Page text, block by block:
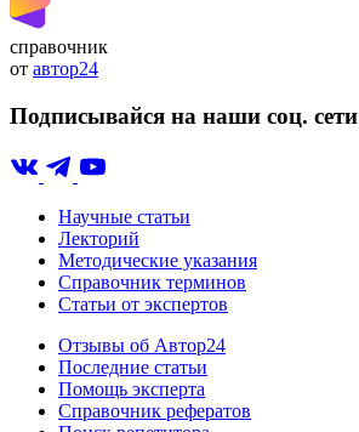
справочник
от автор24
Подписывайся на наши соц. сети
Научные статьи
Лекторий
Методические указания
Справочник терминов
Статьи от экспертов
Отзывы об Автор24
Последние статьи
Помощь эксперта
Справочник рефератов